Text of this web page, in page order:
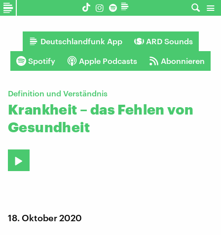
Deutschlandfunk App ARD Sounds
Spotify Apple Podcasts Abonnieren
Definition und Verständnis
Krankheit – das Fehlen von
Gesundheit
18. Oktober 2020